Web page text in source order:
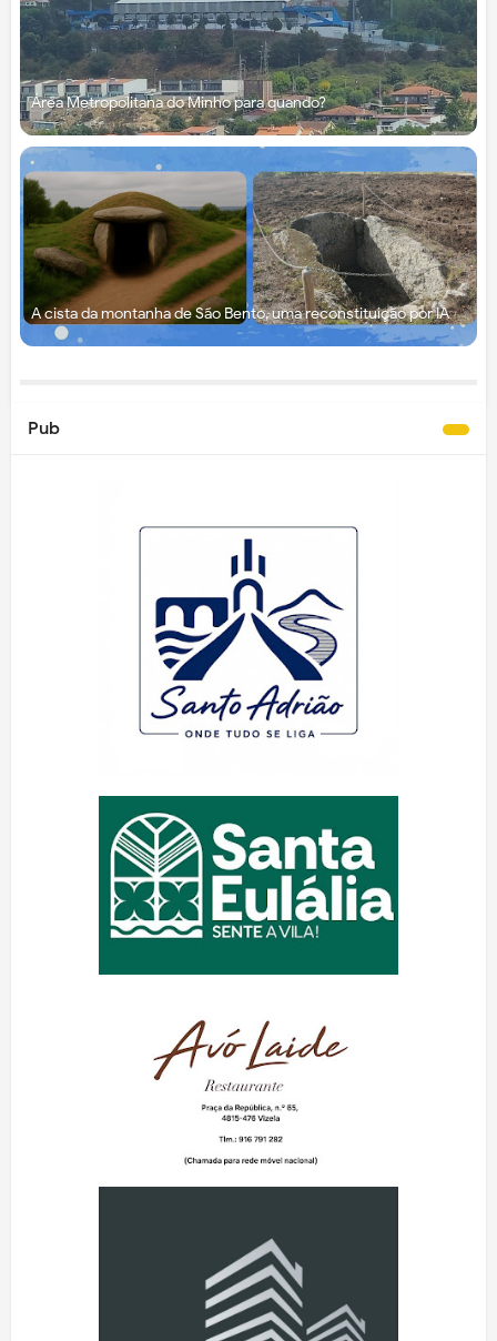
Área Metropolitana do Minho para quando?
A cista da montanha de São Bento, uma reconstituição por IA
Pub